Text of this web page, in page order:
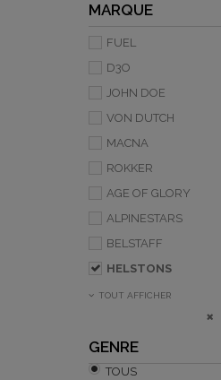
MARQUE
FUEL
D3O
JOHN DOE
VON DUTCH
MACNA
ROKKER
AGE OF GLORY
ALPINESTARS
BELSTAFF
HELSTONS
TOUT AFFICHER
GENRE
TOUS